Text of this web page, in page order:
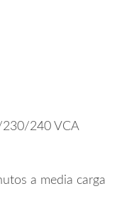
240 VCA
a media carga